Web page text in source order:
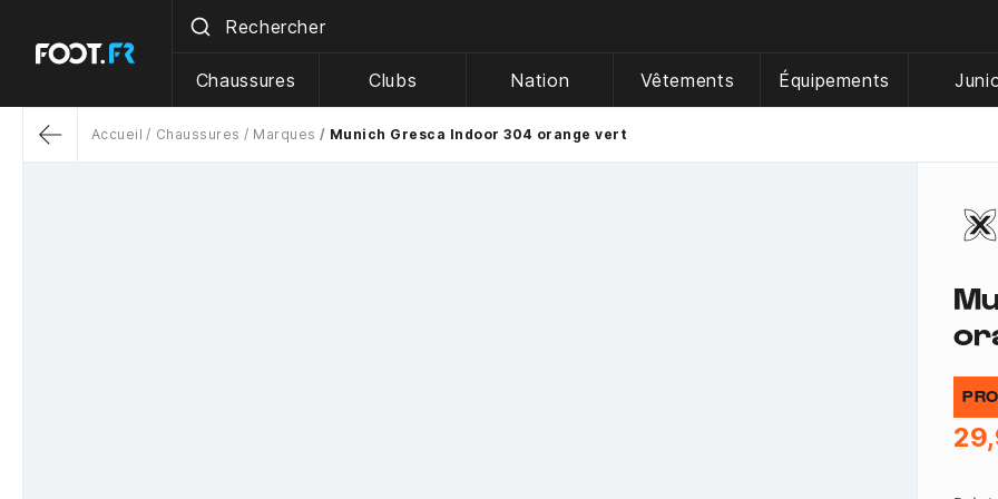
Chaussures Clubs Nation Vêtements Équipements
Accueil Chaussures Marques Munich Gresca Indoor 304 orange vert